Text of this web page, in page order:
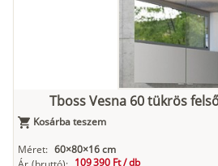
Nádzöld
Antracit Matt fekete
Tboss Vesna 60 tükrös
Kosárba teszem
Méret: 60×80×16 cm
109 390 Ft /db